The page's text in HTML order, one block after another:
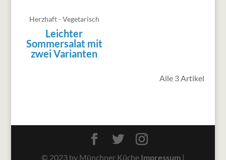
Herzhaft - Vegetarisch
Leichter
Sommersalat mit
zwei Varianten
Alle 3 Artikel
© 2023 by Münchner Küche Impressum|